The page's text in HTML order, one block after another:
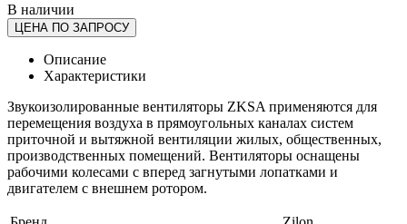
В наличии
ЦЕНА ПО ЗАПРОСУ
Описание
Характеристики
Звукоизолированные вентиляторы ZKSA применяются для
перемещения воздуха в прямоугольных каналах систем
приточной и вытяжной вентиляции жилых, общественных,
производственных помещений. Вентиляторы оснащены
рабочими колесами с вперед загнутыми лопатками и
двигателем с внешнем ротором.